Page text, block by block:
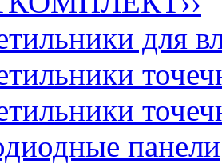
для
панели